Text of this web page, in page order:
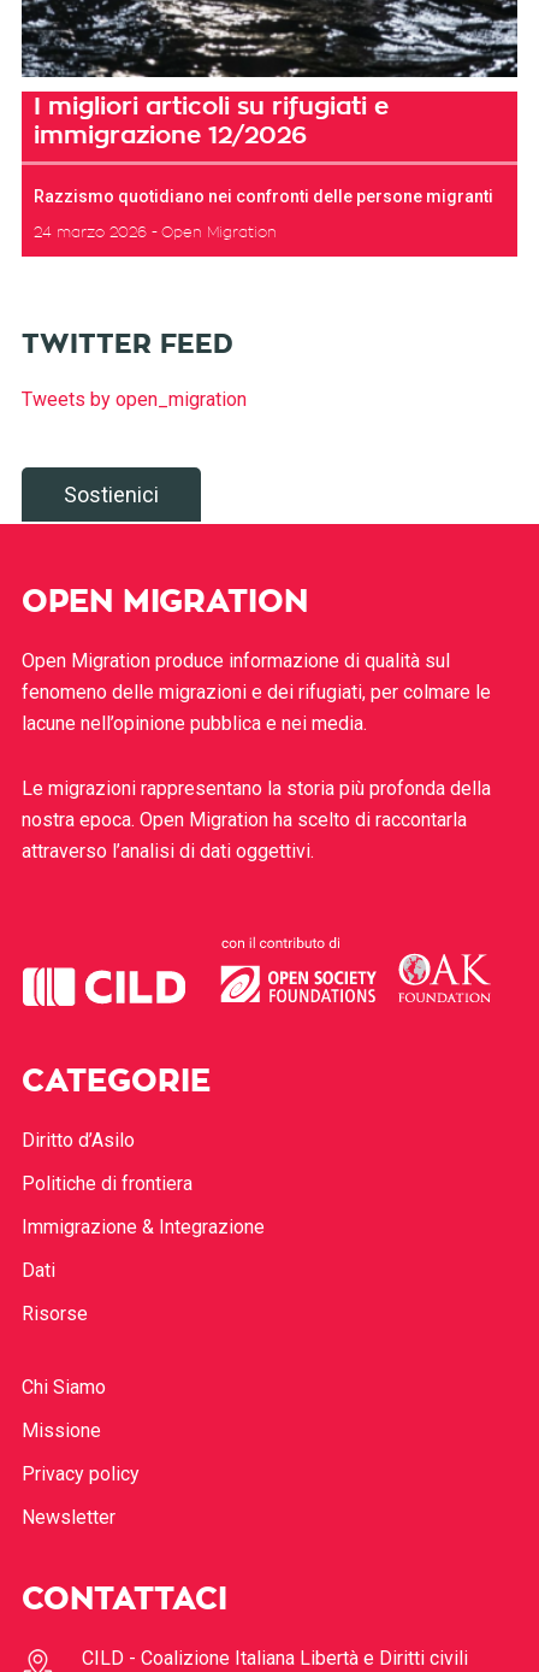
I migliori articoli su rifugiati e
immigrazione 12/2026
Razzismo quotidiano nei confronti delle persone migranti
24 marzo 2026 Open Migration
TWITTER FEED
Tweets by open_migration
Sostienici
OPEN MIGRATION
Open Migration produce informazione di qualità sul
fenomeno delle migrazioni e dei rifugiati, per colmare le
lacune nell’opinione pubblica e nei media.
Le migrazioni rappresentano la storia più profonda della
nostra epoca. Open Migration ha scelto di raccontarla
attraverso l’analisi di dati oggettivi.
CATEGORIE
Diritto d’Asilo
Politiche di frontiera
Immigrazione & Integrazione
Dati
Risorse
Chi Siamo
Missione
Privacy policy
Newsletter
CONTATTACI
CILD - Coalizione Italiana Libertà e Diritti civili